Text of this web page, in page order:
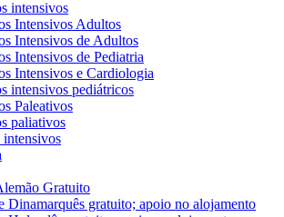
intensivos
Intensivos Adultos
Intensivos de Adultos
Intensivos de Pediatria
Intensivos e Cardiologia
intensivos pediátricos
Paleativos
paliativos
intensivos
Gratuito
Dinamarquês gratuito; apoio no alojamento